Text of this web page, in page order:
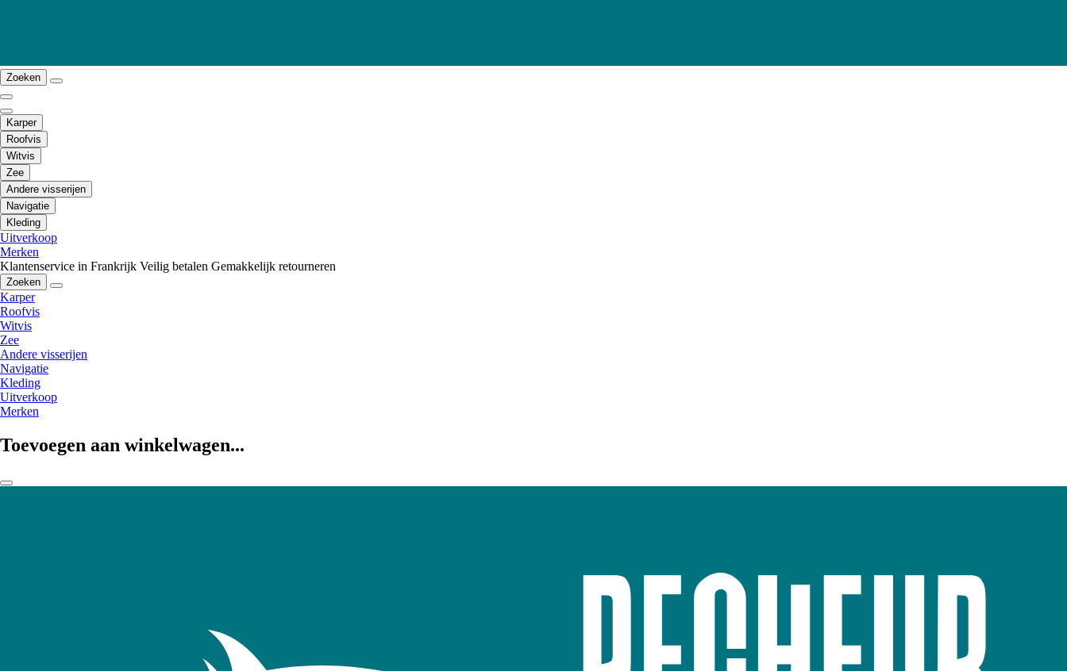
Zoeken
Karper
Roofvis
Witvis
Zee
Andere visserijen
Navigatie
Kleding
Uitverkoop
Merken
Klantenservice in Frankrijk Veilig betalen Gemakkelijk retourneren
Zoeken
Karper
Roofvis
Witvis
Zee
Andere visserijen
Navigatie
Kleding
Uitverkoop
Merken
Toevoegen aan winkelwagen...